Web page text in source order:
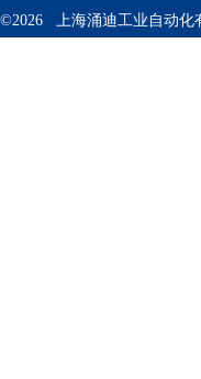
©2026 上海涌迪工业自动化